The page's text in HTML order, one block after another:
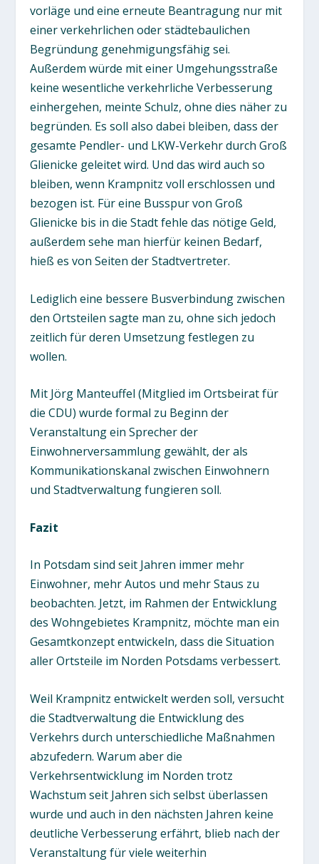
vorläge und eine erneute Beantragung nur mit
einer verkehrlichen oder städtebaulichen
Begründung genehmigungsfähig sei.
Außerdem würde mit einer Umgehungsstraße
keine wesentliche verkehrliche Verbesserung
einhergehen, meinte Schulz, ohne dies näher zu
begründen. Es soll also dabei bleiben, dass der
gesamte Pendler- und LKW-Verkehr durch Groß
Glienicke geleitet wird. Und das wird auch so
bleiben, wenn Krampnitz voll erschlossen und
bezogen ist. Für eine Busspur von Groß
Glienicke bis in die Stadt fehle das nötige Geld,
außerdem sehe man hierfür keinen Bedarf,
hieß es von Seiten der Stadtvertreter.
Lediglich eine bessere Busverbindung zwischen
den Ortsteilen sagte man zu, ohne sich jedoch
zeitlich für deren Umsetzung festlegen zu
wollen.
Mit Jörg Manteuffel (Mitglied im Ortsbeirat für
die CDU) wurde formal zu Beginn der
Veranstaltung ein Sprecher der
Einwohnerversammlung gewählt, der als
Kommunikationskanal zwischen Einwohnern
und Stadtverwaltung fungieren soll.
Fazit
In Potsdam sind seit Jahren immer mehr
Einwohner, mehr Autos und mehr Staus zu
beobachten. Jetzt, im Rahmen der Entwicklung
des Wohngebietes Krampnitz, möchte man ein
Gesamtkonzept entwickeln, dass die Situation
aller Ortsteile im Norden Potsdams verbessert.
Weil Krampnitz entwickelt werden soll, versucht
die Stadtverwaltung die Entwicklung des
Verkehrs durch unterschiedliche Maßnahmen
abzufedern. Warum aber die
Verkehrsentwicklung im Norden trotz
Wachstum seit Jahren sich selbst überlassen
wurde und auch in den nächsten Jahren keine
deutliche Verbesserung erfährt, blieb nach der
Veranstaltung für viele weiterhin